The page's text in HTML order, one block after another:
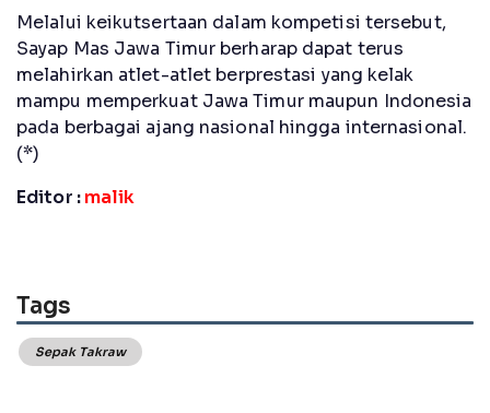
Melalui keikutsertaan dalam kompetisi tersebut,
Sayap Mas Jawa Timur berharap dapat terus
melahirkan atlet-atlet berprestasi yang kelak
mampu memperkuat Jawa Timur maupun Indonesia
pada berbagai ajang nasional hingga internasional.
(*)
Editor :malik
Tags
Sepak Takraw